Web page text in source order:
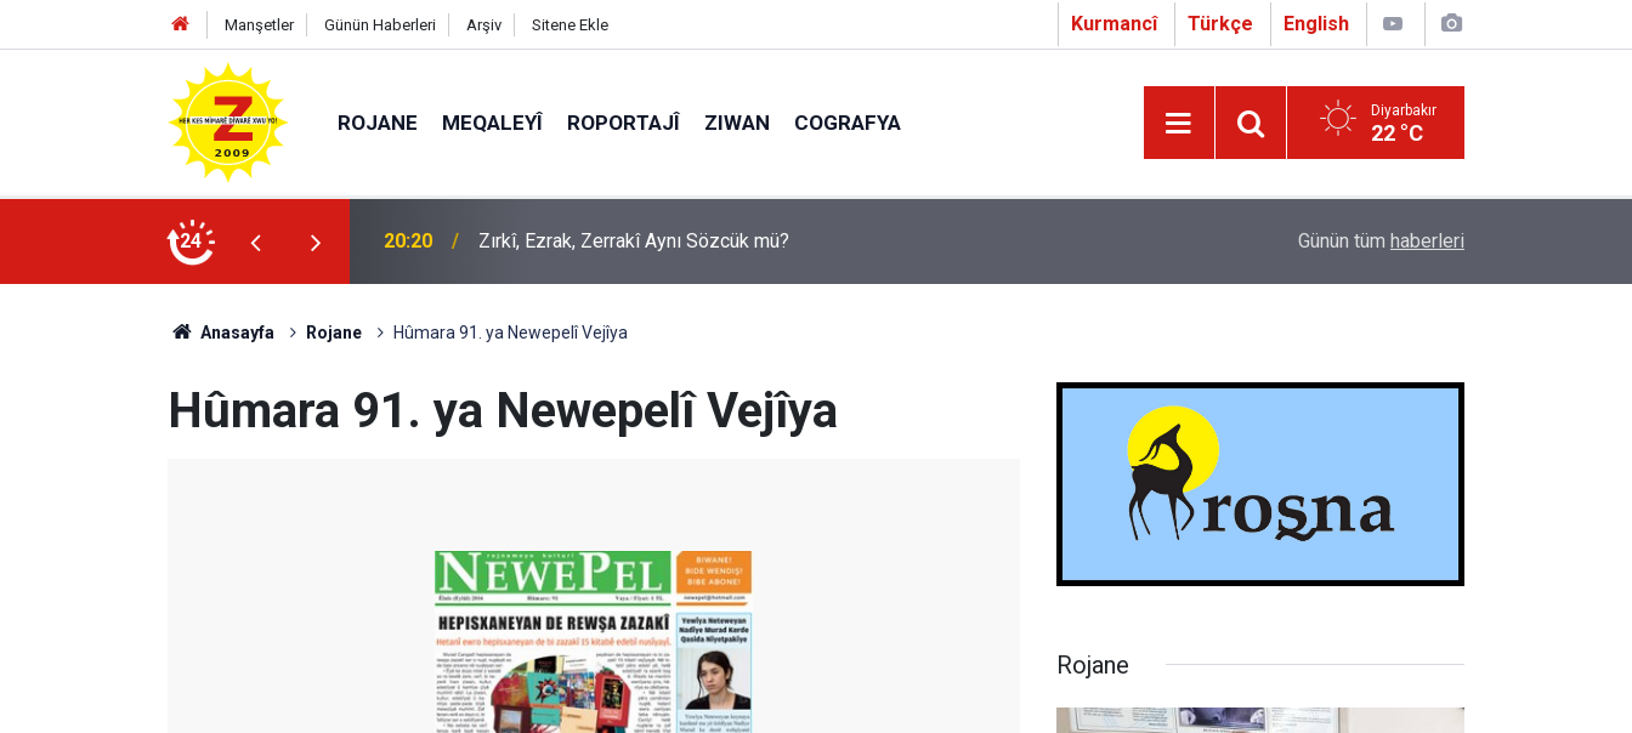
Manşetler Günün Haberleri Arşiv Sitene Ekle Kurmancî Türkçe English
ROJANE MEQALEYÎ ROPORTAJÎ ZIWAN COGRAFYA Diyarbakır
22 °C
24
20:20 Zırkî, Ezrak, Zerrakî Aynı Sözcük mü?
09:56 Ji Zilma Partîzanan Nimûneyeka Piçûk Çapo 3. o Hîrakerde yê Ferhengê Zazakî-Tirkî
Günün tüm haberleri
Anasayfa Rojane Hûmara 91. ya Newepelî Vejîya
Hûmara 91. ya Newepelî Vejîya
Rojane